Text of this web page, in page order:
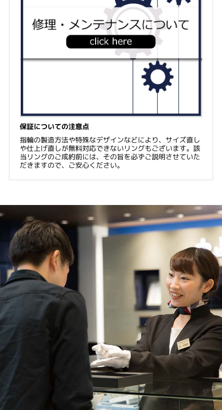
保証についての注意点
指輪の製造方法や特殊なデザインなどにより、サイズ直し
や仕上げ直しが無料対応できないリングもございます。該
当リングのご成約前には、その旨を必ずご説明させていた
だきますので、ご安心ください。